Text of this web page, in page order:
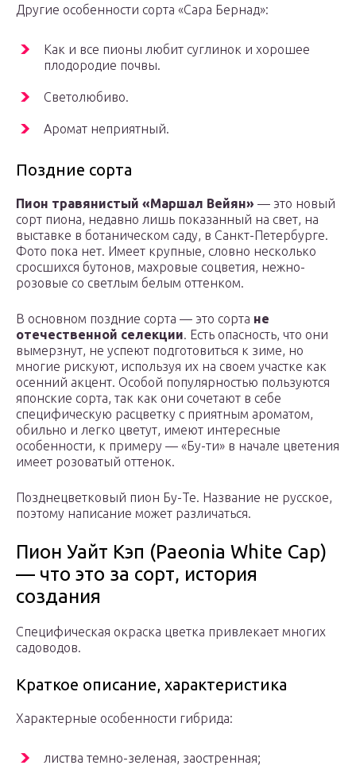
Другие особенности сорта «Сара Бернад»:
Как и все пионы любит суглинок и хорошее
плодородие почвы.
Светолюбиво.
Аромат неприятный.
Поздние сорта
Пион травянистый «Маршал Вейян» — это новый
сорт пиона, недавно лишь показанный на свет, на
выставке в ботаническом саду, в Санкт-Петербурге.
Фото пока нет. Имеет крупные, словно несколько
сросшихся бутонов, махровые соцветия, нежно-
розовые со светлым белым оттенком.
В основном поздние сорта — это сорта не
отечественной селекции. Есть опасность, что они
вымерзнут, не успеют подготовиться к зиме, но
многие рискуют, используя их на своем участке как
осенний акцент. Особой популярностью пользуются
японские сорта, так как они сочетают в себе
специфическую расцветку с приятным ароматом,
обильно и легко цветут, имеют интересные
особенности, к примеру — «Бу-ти» в начале цветения
имеет розоватый оттенок.
Позднецветковый пион Бу-Те. Название не русское,
поэтому написание может различаться.
Пион Уайт Кэп (Paeonia White Cap)
— что это за сорт, история
создания
Специфическая окраска цветка привлекает многих
садоводов.
Краткое описание, характеристика
Характерные особенности гибрида:
листва темно-зеленая, заостренная;